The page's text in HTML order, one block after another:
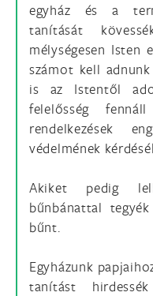
egyház és a
tanítását
mélységesen
számot kell
is az Istentől
felelősség
rendelkezések
védelmének
Akiket pedig
bűnbánattal
bűnt.
Egyházunk
tanítást